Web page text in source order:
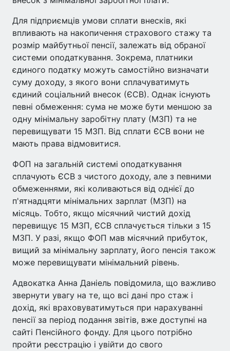
Для підприємців умови сплати внесків, які
впливають на накопичення страхового стажу та
розмір майбутньої пенсії, залежать від обраної
системи оподаткування. Зокрема, платники
єдиного податку можуть самостійно визначати
суму доходу, з якого вони сплачуватимуть
єдиний соціальний внесок (ЄСВ). Однак існують
певні обмеження: сума не може бути меншою за
одну мінімальну заробітну плату (МЗП) та не
перевищувати 15 МЗП. Від сплати ЄСВ вони не
мають права відмовитися.
ФОП на загальній системі оподаткування
сплачують ЄСВ з чистого доходу, але з певними
обмеженнями, які коливаються від однієї до
п'ятнадцяти мінімальних зарплат (МЗП) на
місяць. Тобто, якщо місячний чистий дохід
перевищує 15 МЗП, ЄСВ сплачується тільки з 15
МЗП. У разі, якщо ФОП мав місячний прибуток,
вищий за мінімальну зарплату, його пенсія також
може перевищувати мінімальний рівень.
Адвокатка Анна Даніель повідомила, що важливо
звернути увагу на те, що всі дані про стаж і
дохід, які враховуватимуться при нарахуванні
пенсії за період подання звітів, вже доступні на
сайті Пенсійного фонду. Для цього потрібно
пройти реєстрацію і увійти до свого